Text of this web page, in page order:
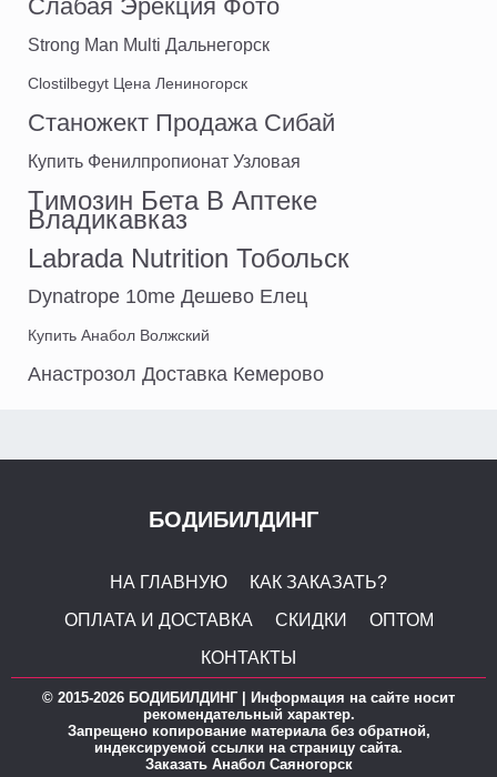
Слабая Эрекция Фото
Strong Man Multi Дальнегорск
Clostilbegyt Цена Лениногорск
Станожект Продажа Сибай
Купить Фенилпропионат Узловая
Tимозин Бета В Аптеке
Владикавказ
Labrada Nutrition Тобольск
Dynatrope 10me Дешево Елец
Купить Анабол Волжский
Анастрозол Доставка Кемерово
БОДИБИЛДИНГ
НА ГЛАВНУЮ
КАК ЗАКАЗАТЬ?
ОПЛАТА И ДОСТАВКА
СКИДКИ
ОПТОМ
КОНТАКТЫ
© 2015-2026 БОДИБИЛДИНГ | Информация на сайте носит
рекомендательный характер.
Запрещено копирование материала без обратной,
индексируемой ссылки на страницу сайта.
Заказать Анабол Саяногорск